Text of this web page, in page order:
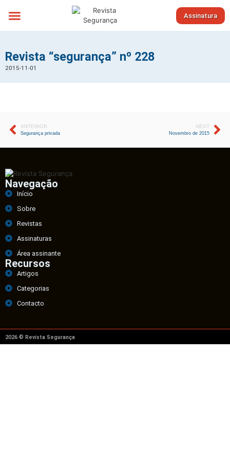
Assinatura
Revista “segurança” nº 228
2015-11-01
ANTERIOR
Segurança privada
NEXT
Novembro de 2015
Navegação
Início
Sobre
Revistas
Assinaturas
Área assinante
Recursos
Artigos
Categorias
Contacto
2026 © Revista Segurança